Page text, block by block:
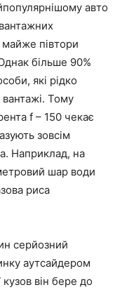
авто
півтори
більше 90%
які рідко
Тому
f – 150 чекає
зовсім
Наприклад, на
шар води
риса
серйозний
аутсайдером
він бере до